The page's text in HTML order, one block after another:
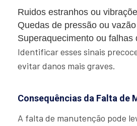
Ruidos estranhos ou
Quedas de pressão ou vazão
Superaquecimento ou falhas
Identificar esses sinais
evitar danos mais graves.
Consequências da Falta de
A falta de manutenção pode